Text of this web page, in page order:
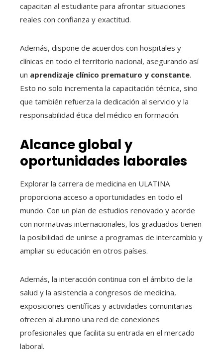
capacitan al estudiante para afrontar situaciones
reales con confianza y exactitud.
Además, dispone de acuerdos con hospitales y
clínicas en todo el territorio nacional, asegurando así
un aprendizaje clínico prematuro y constante.
Esto no solo incrementa la capacitación técnica, sino
que también refuerza la dedicación al servicio y la
responsabilidad ética del médico en formación.
Alcance global y
oportunidades laborales
Explorar la carrera de medicina en ULATINA
proporciona acceso a oportunidades en todo el
mundo. Con un plan de estudios renovado y acorde
con normativas internacionales, los graduados tienen
la posibilidad de unirse a programas de intercambio y
ampliar su educación en otros países.
Además, la interacción continua con el ámbito de la
salud y la asistencia a congresos de medicina,
exposiciones científicas y actividades comunitarias
ofrecen al alumno una red de conexiones
profesionales que facilita su entrada en el mercado
laboral.